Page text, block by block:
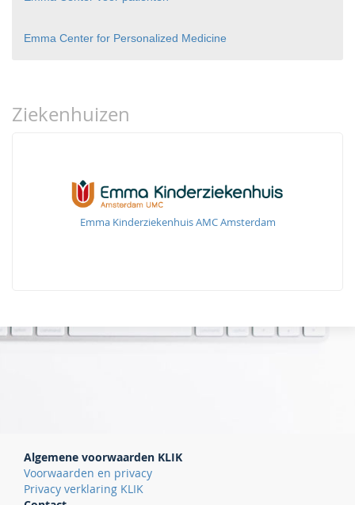
Emma Center for Personalized Medicine
Ziekenhuizen
Emma Kinderziekenhuis AMC Amsterdam
Algemene voorwaarden KLIK
Voorwaarden en privacy
Privacy verklaring KLIK